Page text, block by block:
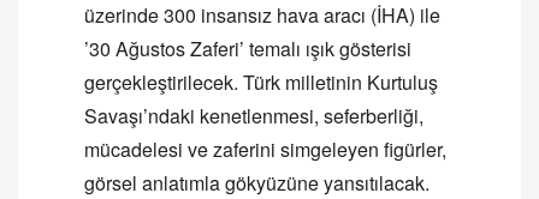
üzerinde 300 insansız hava aracı (İHA) ile
’30 Ağustos Zaferi’ temalı ışık gösterisi
gerçekleştirilecek. Türk milletinin Kurtuluş
Savaşı’ndaki kenetlenmesi, seferberliği,
mücadelesi ve zaferini simgeleyen figürler,
görsel anlatımla gökyüzüne yansıtılacak.